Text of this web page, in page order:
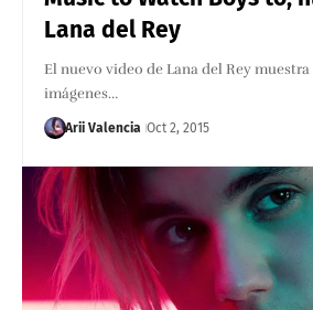
Lana del Rey
El nuevo video de Lana del Rey
imágenes…
Arii Valencia Oct 2, 2015